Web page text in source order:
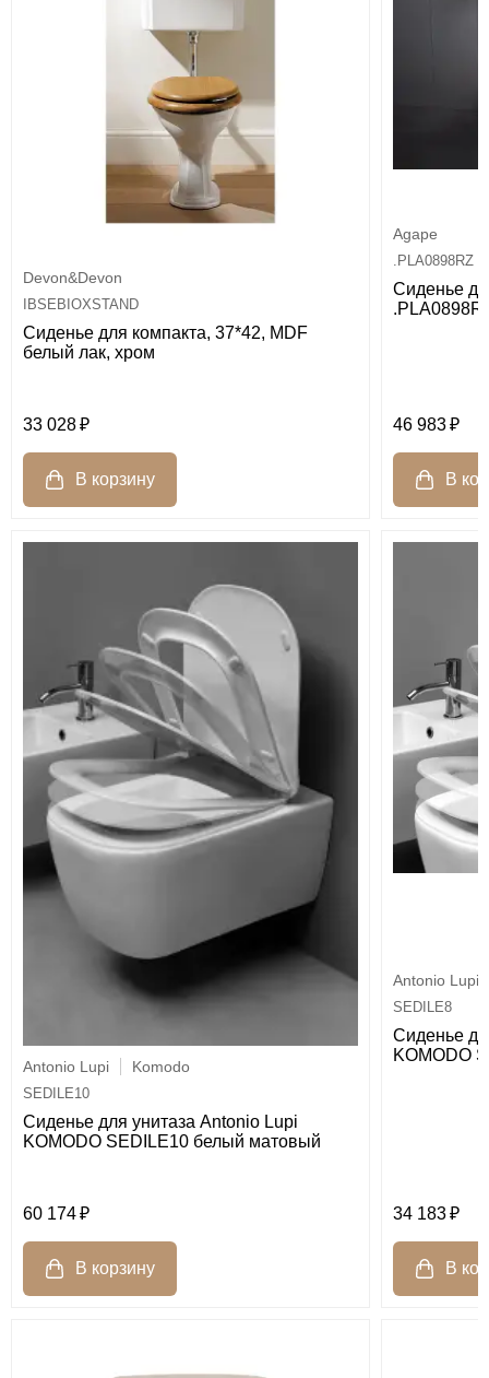
Devon&Devon
IBSEBIOXSTAND
Сиденье для компакта, 37*42, MDF
белый лак, хром
33 028
Agape
.PLA0898RZ
Сиденье
46 983
Antonio Lupi Komodo
SEDILE10
Сиденье для унитаза Antonio Lupi
KOMODO SEDILE10 белый матовый
60 174
Antonio Lupi
SEDILE8
Сиденье
KOMODO
34 183